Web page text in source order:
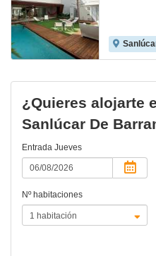
¿Quieres alojarte
Sanlúcar De
Entrada Jueves
Nº habitaciones